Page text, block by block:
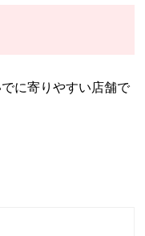
に寄りやすい店舗で